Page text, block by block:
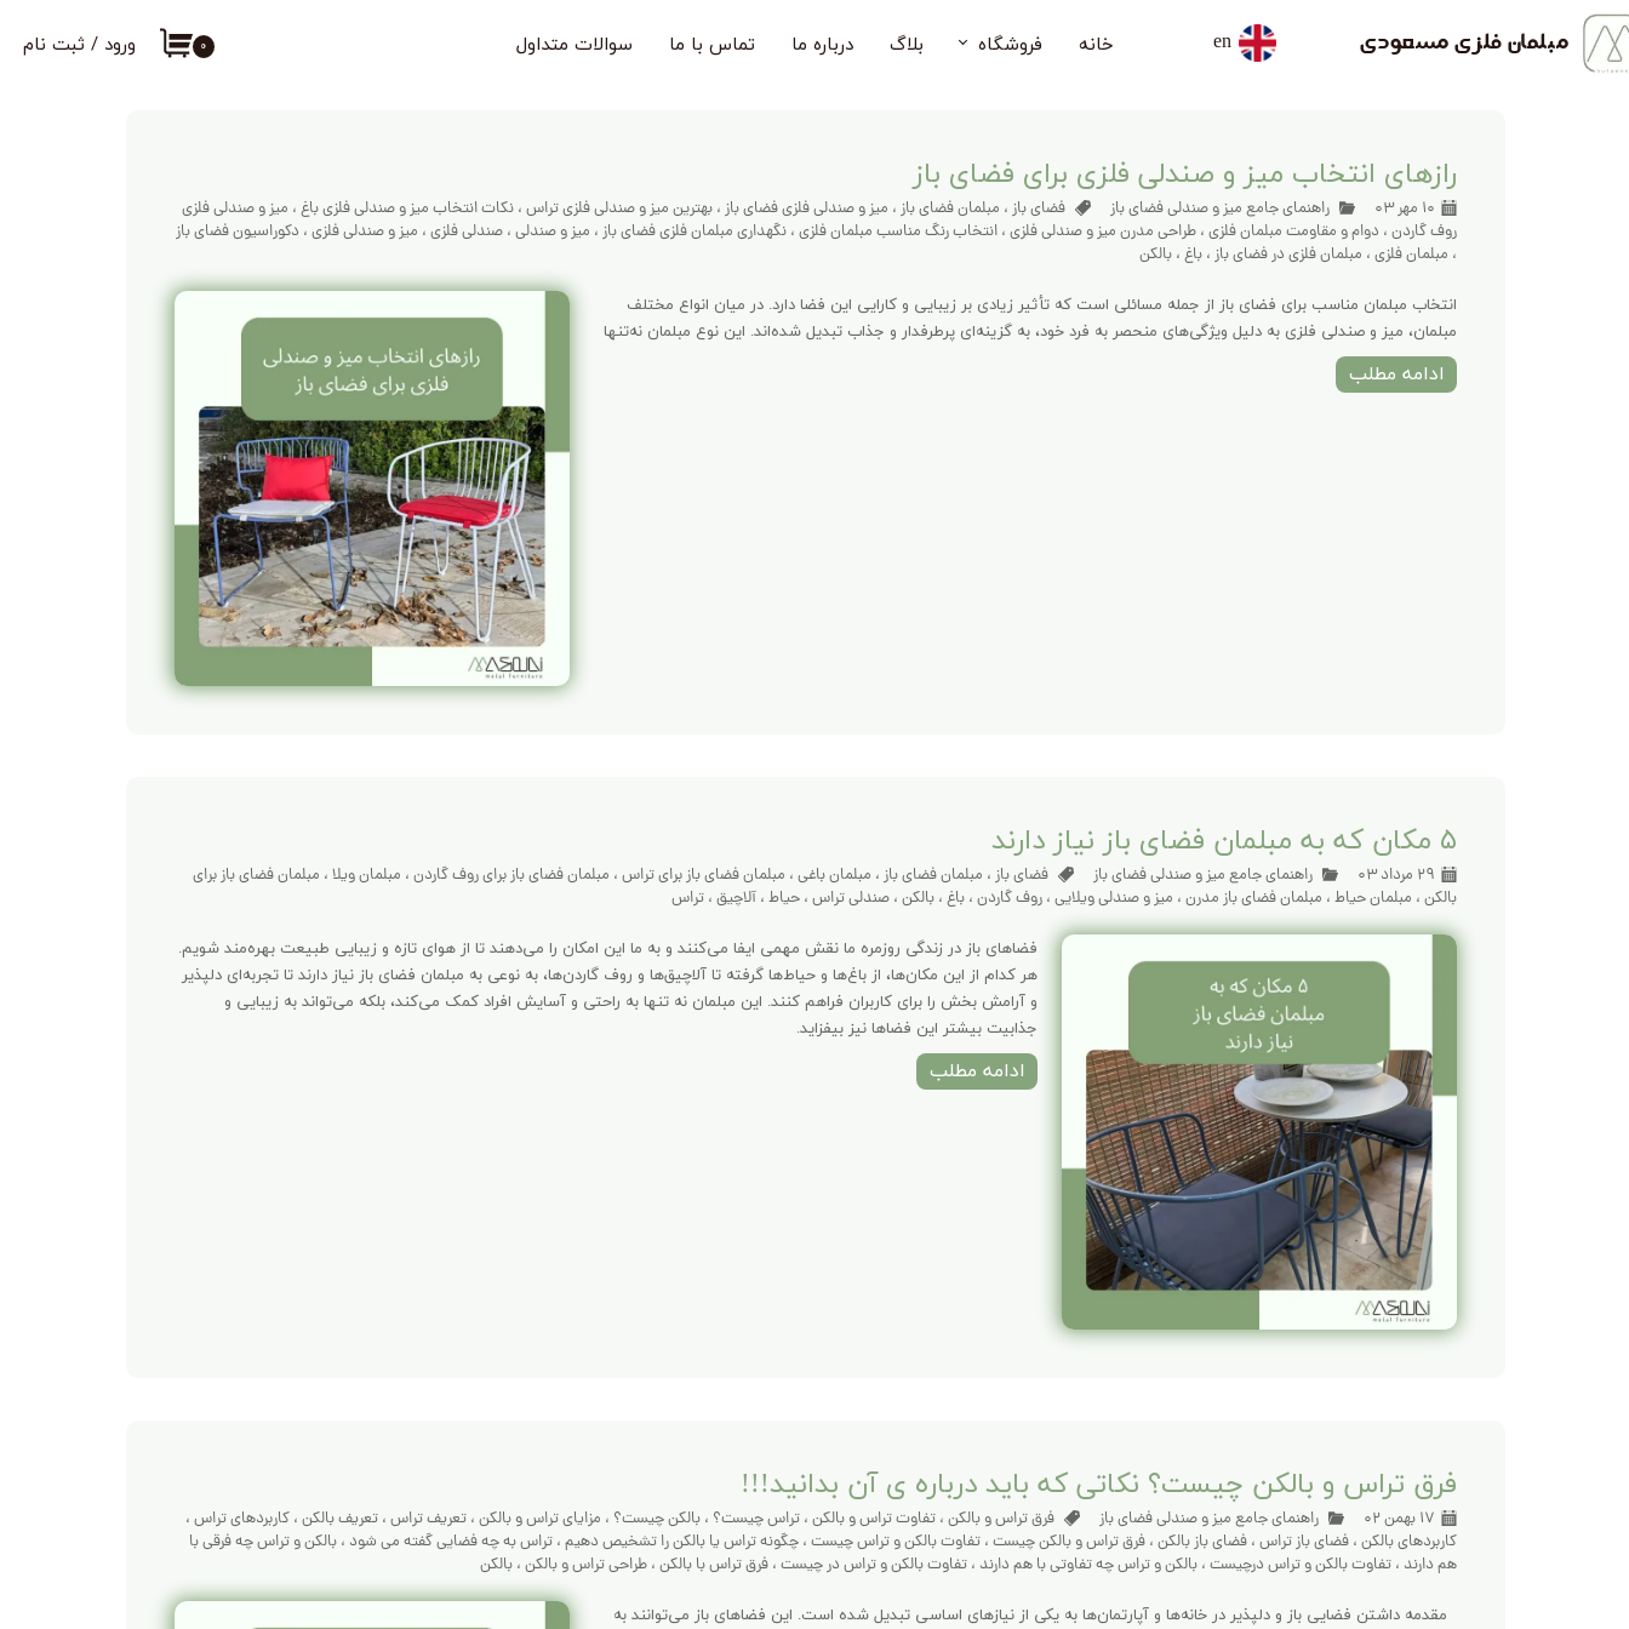
خانه فروشگاه
میز فضای باز
میز و صندلی فضای باز
صندلی کودک
بلاگ درباره ما تماس با ما سوالات متداول مبلمان فلزی مسعودی ۰ ورود / ثبت نام en
رازهای انتخاب میز و صندلی فلزی برای فضای باز
۱۰ مهر ۰۳ راهنمای جامع میز و صندلی فضای باز فضای باز ، مبلمان فضای باز ، میز و صندلی فلزی فضای باز ، بهترین میز و صندلی فلزی تراس ، نکات انتخاب میز و صندلی فلزی باغ ، میز و صندلی فلزی
روف گاردن ، دوام و مقاومت مبلمان فلزی ، طراحی مدرن میز و صندلی فلزی ، انتخاب رنگ مناسب مبلمان فلزی ، نگهداری مبلمان فلزی فضای باز ، میز و صندلی ، صندلی فلزی ، میز و صندلی فلزی ، دکوراسیون فضای باز
، مبلمان فلزی ، مبلمان فلزی در فضای باز ، باغ ، بالکن
انتخاب مبلمان مناسب برای فضای باز از جمله مسائلی است که تأثیر زیادی بر زیبایی و کارایی این فضا دارد. در میان انواع مختلف
مبلمان، میز و صندلی فلزی به دلیل ویژگی‌های منحصر به فرد خود، به گزینه‌ای پرطرفدار و جذاب تبدیل شده‌اند. این نوع مبلمان نه‌تنها
ادامه مطلب
۵ مکان که به مبلمان فضای باز نیاز دارند
۲۹ مرداد ۰۳ راهنمای جامع میز و صندلی فضای باز فضای باز ، مبلمان فضای باز ، مبلمان باغی ، مبلمان فضای باز برای تراس ، مبلمان فضای باز برای روف گاردن ، مبلمان ویلا ، مبلمان فضای باز برای
بالکن ، مبلمان حیاط ، مبلمان فضای باز مدرن ، میز و صندلی ویلایی ، روف گاردن ، باغ ، بالکن ، صندلی تراس ، حیاط ، آلاچیق ، تراس
فضاهای باز در زندگی روزمره ما نقش مهمی ایفا می‌کنند و به ما این امکان را می‌دهند تا از هوای تازه و زیبایی طبیعت بهره‌مند شویم.
هر کدام از این مکان‌ها، از باغ‌ها و حیاط‌ها گرفته تا آلاچیق‌ها و روف گاردن‌ها، به نوعی به مبلمان فضای باز نیاز دارند تا تجربه‌ای دلپذیر
و آرامش بخش را برای کاربران فراهم کنند. این مبلمان نه تنها به راحتی و آسایش افراد کمک می‌کند، بلکه می‌تواند به زیبایی و
جذابیت بیشتر این فضاها نیز بیفزاید.
ادامه مطلب
فرق تراس و بالکن چیست؟ نکاتی که باید درباره ی آن بدانید!!!
۱۷ بهمن ۰۲ راهنمای جامع میز و صندلی فضای باز فرق تراس و بالکن ، تفاوت تراس و بالکن ، تراس چیست؟ ، بالکن چیست؟ ، مزایای تراس و بالکن ، تعریف تراس ، تعریف بالکن ، کاربردهای تراس ،
کاربردهای بالکن ، فضای باز تراس ، فضای باز بالکن ، فرق تراس و بالکن چیست ، تفاوت بالکن و تراس چیست ، چگونه تراس یا بالکن را تشخیص دهیم ، تراس به چه فضایی گفته می شود ، بالکن و تراس چه فرقی با
هم دارند ، تفاوت بالکن و تراس درچیست ، بالکن و تراس چه تفاوتی با هم دارند ، تفاوت بالکن و تراس در چیست ، فرق تراس با بالکن ، طراحی تراس و بالکن ، بالکن
مقدمه داشتن فضایی باز و دلپذیر در خانه‌ها و آپارتمان‌ها به یکی از نیازهای اساسی تبدیل شده است. این فضاهای باز می‌توانند به